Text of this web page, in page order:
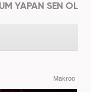
YAPAN SEN OL
Makroo